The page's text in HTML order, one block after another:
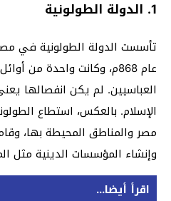
1. الدولة الطولونية
تأسست الدولة الطولونية في
عام 868م، وكانت واحدة من
العباسيين. لم يكن انفصالها
الإسلام. بالعكس، استطاع
مصر والمناطق المحيطة بها،
وإنشاء المؤسسات الدينية مثل
اقرأ أيضا...